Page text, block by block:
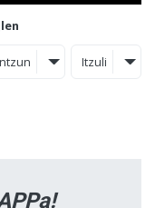
Itzuli